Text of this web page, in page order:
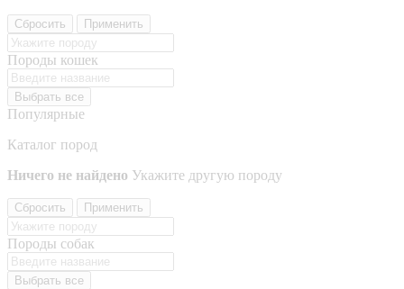
Сбросить Применить
Породы кошек
Выбрать все
Популярные
Каталог пород
Ничего не найдено Укажите другую породу
Сбросить Применить
Породы собак
Выбрать все